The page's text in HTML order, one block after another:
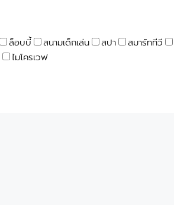
ล็อบบี้ สนามเด็กเล่น สปา สมาร์ททีวี
ไมโครเวฟ